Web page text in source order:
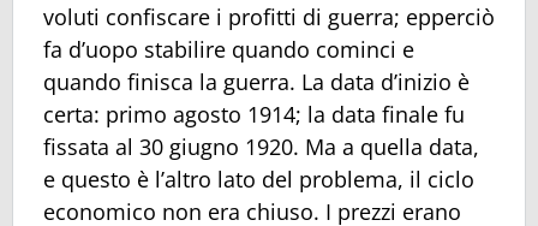
voluti confiscare i profitti di guerra; epperciò
fa d’uopo stabilire quando cominci e
quando finisca la guerra. La data d’inizio è
certa: primo agosto 1914; la data finale fu
fissata al 30 giugno 1920. Ma a quella data,
e questo è l’altro lato del problema, il ciclo
economico non era chiuso. I prezzi erano